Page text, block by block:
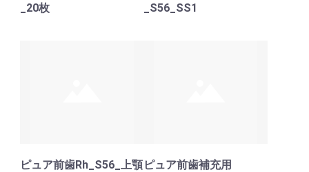
_20枚
_S56_SS1
ピュア前歯Rh_S56_上顎 ピュア前歯補充用